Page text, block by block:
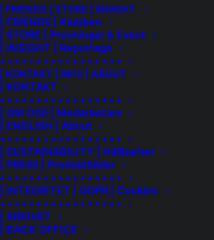
| FRIENDS | STORE | INSIGHT
| FRIENDS | Klubben
| STORE | Provningar & Event
| INSIGHT | Reportage
• • • • • • • • • • • • • • • • •
| KONTAKT | INFO | ABOUT
| KONTAKT
• • • • • • • • • • • • • • • • •
| OM OSS | Medarbetare
| ENGLISH | About
• • • • • • • • • • • • • • • • •
| SUSTAINABILITY | Hållbarhet
| PRESS | Produktbilder
• • • • • • • • • • • • • • • • •
| INTEGRITET | GDPR | Cookies
• • • • • • • • • • • • • • • • •
| ARKIVET
| BACK OFFICE
Druvorna till detta vin kommer från
där Weingut Steindal har odlingar
sluttningar ner mot floden Main.
stockarna är äldre, rötterna går
den röda sandsstensjorden erbjuder
mineralitet och vinets uttryck blir
spätburgunder, eller pinot noir, har
fånga platsen och uttrycka den i
Großheubach Spätburgunder är
vilket bland annat anger ett utvalt
kvalitet, lokal druvsort, begränsat
representativ karaktär för
handskördas och tas varsamt